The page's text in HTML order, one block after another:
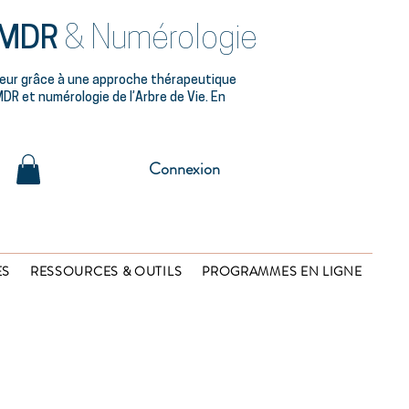
& Numérologie
grâce à une approche thérapeutique
et numérologie de l’Arbre de Vie. En
Connexion
RESSOURCES & OUTILS PROGRAMMES EN LIGNE